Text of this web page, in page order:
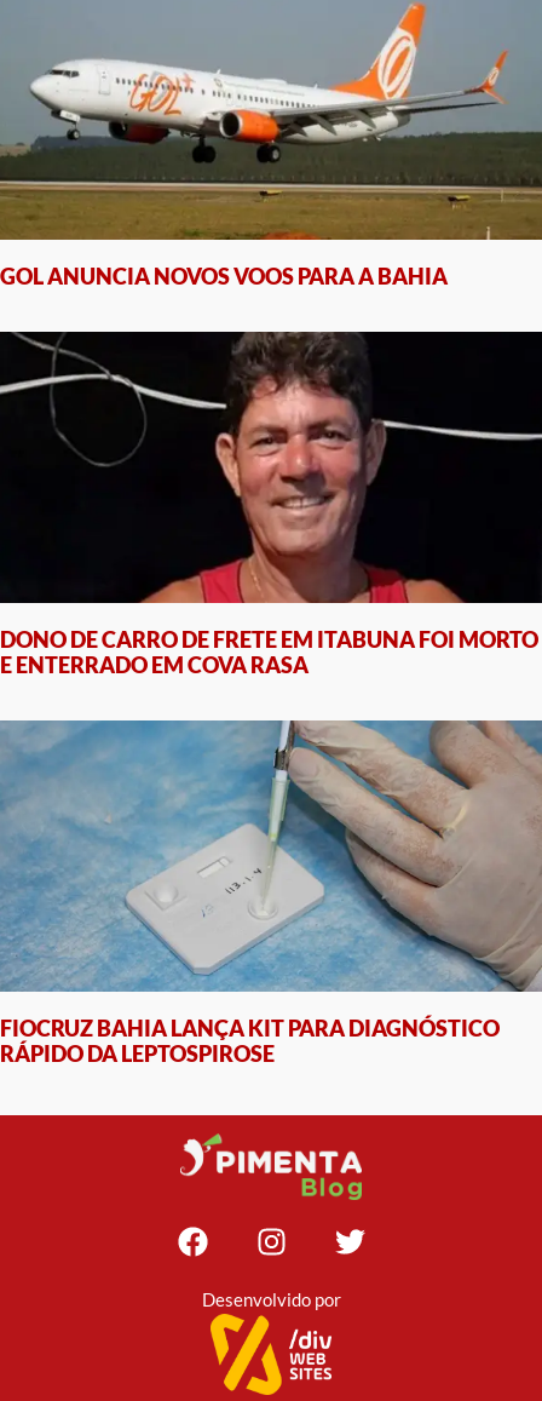
GOL ANUNCIA NOVOS VOOS PARA A BAHIA
DONO DE CARRO DE FRETE EM ITABUNA FOI MORTO
E ENTERRADO EM COVA RASA
FIOCRUZ BAHIA LANÇA KIT PARA DIAGNÓSTICO
RÁPIDO DA LEPTOSPIROSE
Desenvolvido por